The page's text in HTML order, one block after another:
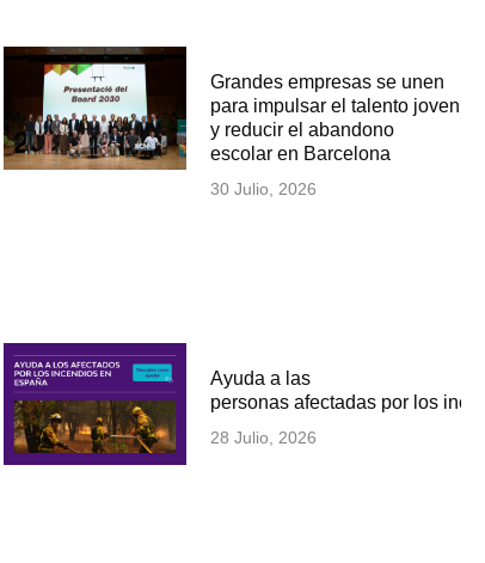
Grandes empresas se unen
para impulsar el talento joven
y reducir el abandono
escolar en Barcelona
30 Julio, 2026
Ayuda a las
personas afectadas por los
28 Julio, 2026